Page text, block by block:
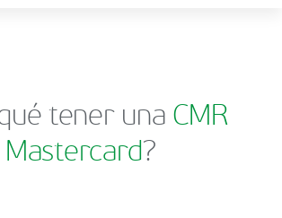
tener una CMR
Mastercard?